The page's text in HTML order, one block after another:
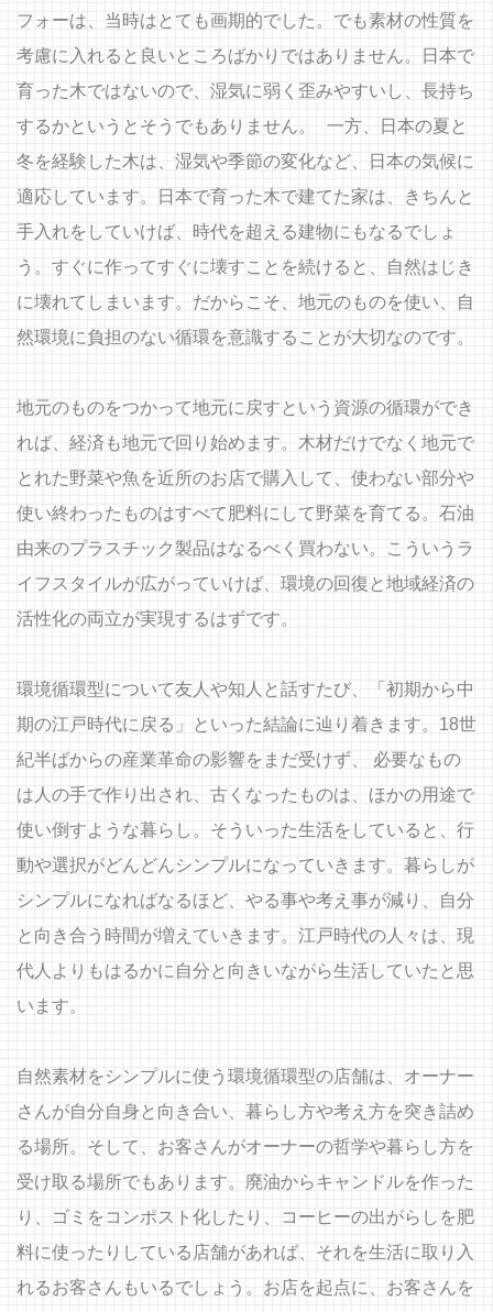
フォーは、当時はとても画期的でした。でも素材の性質を
考慮に入れると良いところばかりではありません。日本で
育った木ではないので、湿気に弱く歪みやすいし、長持ち
するかというとそうでもありません。 一方、日本の夏と
冬を経験した木は、湿気や季節の変化など、日本の気候に
適応しています。日本で育った木で建てた家は、きちんと
手入れをしていけば、時代を超える建物にもなるでしょ
う。すぐに作ってすぐに壊すことを続けると、自然はじき
に壊れてしまいます。だからこそ、地元のものを使い、自
然環境に負担のない循環を意識することが大切なのです。
地元のものをつかって地元に戻すという資源の循環ができ
れば、経済も地元で回り始めます。木材だけでなく地元で
とれた野菜や魚を近所のお店で購入して、使わない部分や
使い終わったものはすべて肥料にして野菜を育てる。石油
由来のプラスチック製品はなるべく買わない。こういうラ
イフスタイルが広がっていけば、環境の回復と地域経済の
活性化の両立が実現するはずです。
環境循環型について友人や知人と話すたび、「初期から中
期の江戸時代に戻る」といった結論に辿り着きます。18世
紀半ばからの産業革命の影響をまだ受けず、 必要なもの
は人の手で作り出され、古くなったものは、ほかの用途で
使い倒すような暮らし。そういった生活をしていると、行
動や選択がどんどんシンプルになっていきます。暮らしが
シンプルになればなるほど、やる事や考え事が減り、自分
と向き合う時間が増えていきます。江戸時代の人々は、現
代人よりもはるかに自分と向きいながら生活していたと思
います。
自然素材をシンプルに使う環境循環型の店舗は、オーナー
さんが自分自身と向き合い、暮らし方や考え方を突き詰め
る場所。そして、お客さんがオーナーの哲学や暮らし方を
受け取る場所でもあります。廃油からキャンドルを作った
り、ゴミをコンポスト化したり、コーヒーの出がらしを肥
料に使ったりしている店舗があれば、それを生活に取り入
れるお客さんもいるでしょう。お店を起点に、お客さんを